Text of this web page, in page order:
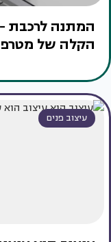
המתנה לרכבת
הקלה של
עיצוב פנים